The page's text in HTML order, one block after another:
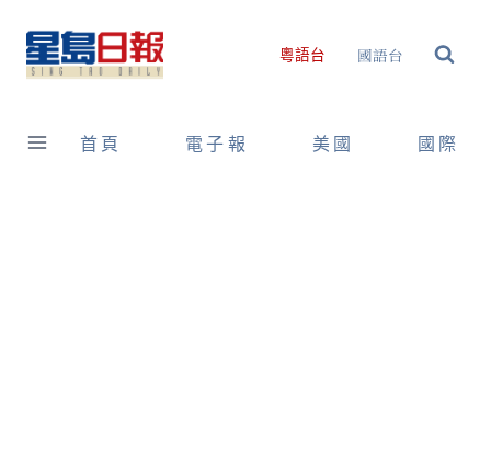
content
粵語台 國語台
首頁 電子報 美國 國際